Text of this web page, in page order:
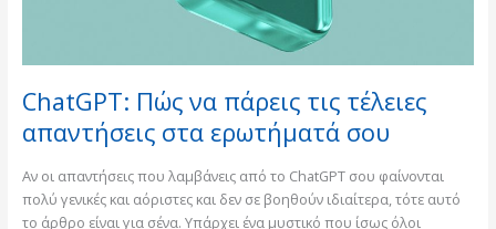
ChatGPT: Πώς να πάρεις τις τέλειες
απαντήσεις στα ερωτήματά σου
Αν οι απαντήσεις που λαμβάνεις από το ChatGPT σου φαίνονται
πολύ γενικές και αόριστες και δεν σε βοηθούν ιδιαίτερα, τότε αυτό
το άρθρο είναι για σένα. Υπάρχει ένα μυστικό που ίσως όλοι